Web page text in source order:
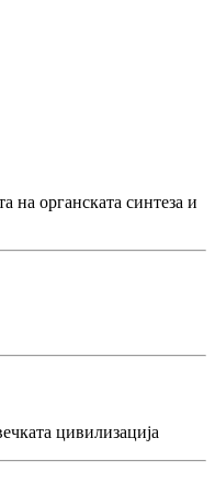
на органската синтеза и
цивилизација